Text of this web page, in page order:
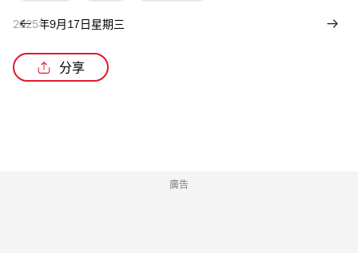
2025年9月17日星期三
分享
廣告